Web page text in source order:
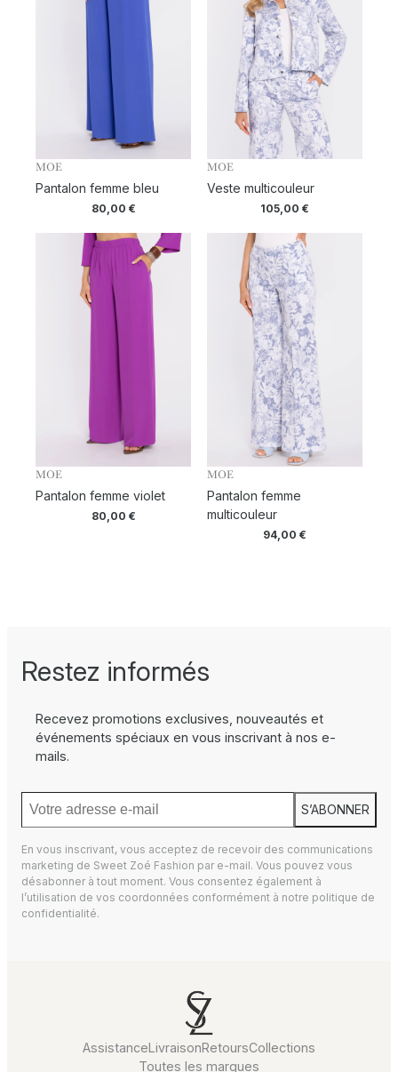
MOE
Pantalon femme bleu
80,00 €
MOE
Veste multicouleur
105,00 €
MOE
Pantalon femme violet
80,00 €
MOE
Pantalon femme
multicouleur
94,00 €
Restez informés
Recevez promotions exclusives, nouveautés et
événements spéciaux en vous inscrivant à nos e-
mails.
S’ABONNER
En vous inscrivant, vous acceptez de recevoir des communications
marketing de Sweet Zoé Fashion par e-mail. Vous pouvez vous
désabonner à tout moment. Vous consentez également à
l’utilisation de vos coordonnées conformément à notre politique de
confidentialité.
AssistanceLivraisonRetoursCollections
Toutes les marques